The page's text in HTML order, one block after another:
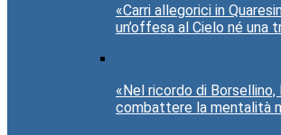
«Carri allegorici in
un’offesa al Cielo né una
«Nel ricordo di Borsellino,
combattere la mentalità